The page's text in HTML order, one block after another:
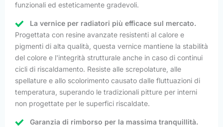
funzionali ed esteticamente gradevoli.
La vernice per radiatori più efficace sul mercato.
Progettata con resine avanzate resistenti al calore e
pigmenti di alta qualità, questa vernice mantiene la stabilità
del colore e l'integrità strutturale anche in caso di continui
cicli di riscaldamento. Resiste alle screpolature, alle
spellature e allo scolorimento causato dalle fluttuazioni di
temperatura, superando le tradizionali pitture per interni
non progettate per le superfici riscaldate.
Garanzia di rimborso per la massima tranquillità.